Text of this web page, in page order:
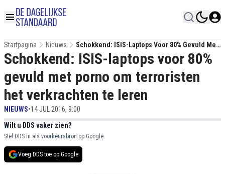
Startpagina Nieuws
Schokkend: ISIS-Laptops Voor 80% Gevuld Met
Porno Om Terroristen Het Verkrachten Te
Leren
Schokkend: ISIS-laptops voor 80%
gevuld met porno om terroristen
het verkrachten te leren
NIEUWS•14 JUL 2016, 9:00
Wilt u DDS vaker zien?
Stel DDS in als voorkeursbron op Google.
Voeg DDS toe op Google